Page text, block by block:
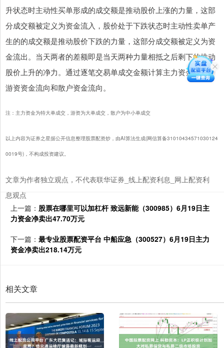
升状态时主动性买单形成的成交额是推动股价上涨的力量，这部
分成交额被定义为资金流入，股价处于下跌状态时主动性卖单产
生的的成交额是推动股价下跌的力量，这部分成交额被定义为资
金流出。当天两者的差额即是当天两种力量相抵之后剩下的推动
股价上升的净力。通过逐笔交易单成交金额计算主力资金流向、
游资资金流向和散户资金流向。
注：主力资金为特大单成交，游资为大单成交，散户为中小单成交
以上内容为证券之星据公开信息整理股票配资炒，由AI算法生成(网信算备31010434571030124
0019号)，不构成投资建议。
文章为作者独立观点，不代表联华证券_线上配资利息_网上配资利
息观点
上一篇： 股票在哪里可以加杠杆 致远新能（300985）6月19日主
力资金净卖出47.70万元
下一篇： 最专业股票配资平台 中船应急（300527）6月19日主力
资金净卖出218.14万元
相关文章